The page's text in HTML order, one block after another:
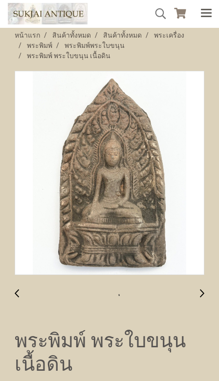
หน้าแรก สินค้าทั้งหมด สินค้าทั้งหมด
พระเครื่อง
พระพิมพ์
พระพิมพ์พระใบขนุน
พระพิมพ์ พระใบขนุน เนื้อดิน
พระพิมพ์ พระใบขนุน
เนื้อดิน